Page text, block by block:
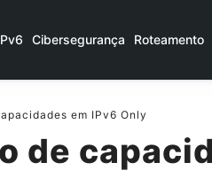
Cibersegurança Roteamento
em IPv6 Only
de